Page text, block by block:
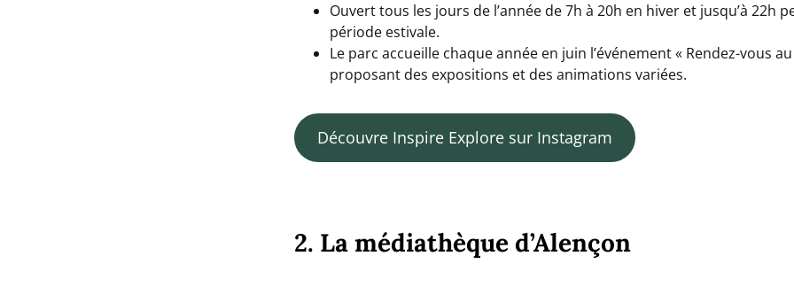
Ouvert tous les jours de l’année de 7h à 20h en hiver et jusqu’à 22h
période estivale.
Le parc accueille chaque année en juin l’événement « Rendez-vous
proposant des expositions et des animations variées.
Découvre Inspire Explore sur Instagram
2. La médiathèque d’Alençon